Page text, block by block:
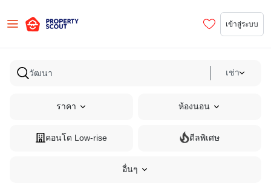
เข้าสู่ระบบ
เช่า
ราคา ห้องนอน
คอนโด Low-rise ดีลพิเศษ
อื่นๆ